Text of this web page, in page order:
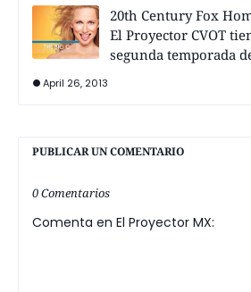
20th Century Fox
El Proyector CVOT
segunda temporada
April 26, 2013
PUBLICAR UN COMENTARIO
0 Comentarios
Comenta en El Proyector MX: